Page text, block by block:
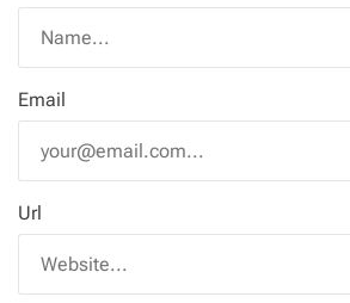
Email
Url